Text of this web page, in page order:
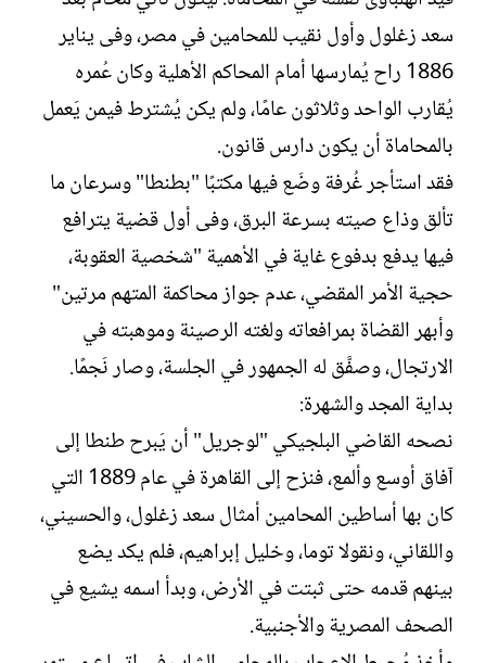
سعد زغلول وأول نقيب للمحامين في مصر، وفى يناير
1886 راح يُمارسها أمام المحاكم الأهلية وكان عُمره
يُقارب الواحد وثلاثون عامًا، ولم يكن يُشترط فيمن يَعمل
بالمحاماة أن يكون دارس قانون.
فقد استأجر غُرفة وضَع فيها مكتبًا "بطنطا" وسرعان ما
تألق وذاع صيته بسرعة البرق، وفى أول قضية يترافع
فيها يدفع بدفوع غاية في الأهمية "شخصية العقوبة،
حجية الأمر المقضي، عدم جواز محاكمة المتهم مرتين"
وأبهر القضاة بمرافعاته ولغته الرصينة وموهبته في
الارتجال، وصفَّق له الجمهور في الجلسة، وصار نَجمًا.
بداية المجد والشهرة:
نصحه القاضي البلجيكي "لوجريل" أن يَبرح طنطا إلى
آفاق أوسع وألمع، فنزح إلى القاهرة في عام 1889 التي
كان بها أساطين المحامين أمثال سعد زغلول، والحسيني،
واللقاني، ونقولا توما، وخليل إبراهيم، فلم يكد يضع
بينهم قدمه حتى ثبتت في الأرض، وبدأ اسمه يشيع في
الصحف المصرية والأجنبية.